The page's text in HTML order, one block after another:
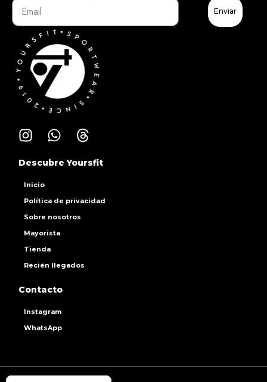
Enviar
Inicio
Política de privacidad
Sobre nosotros
Mayorista
Tienda
Recién llegados
Descubre Yoursfit
Instagram
WhatsApp
Contacto